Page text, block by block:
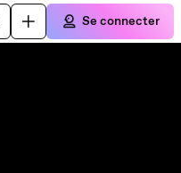
Se connecter